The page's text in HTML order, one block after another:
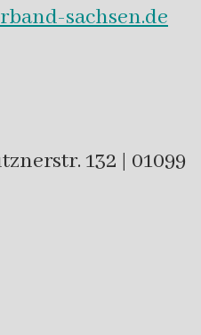
sachsen.de
132 | 01099